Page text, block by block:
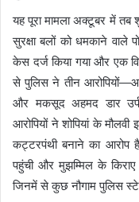
यह पूरा मामला अक्टूबर में
सुरक्षा बलों को धमकाने वाले
केस दर्ज किया गया और एक
से पुलिस ने तीन
और मकसूद अहमद डार
आरोपियों ने शोपियां के
कट्टरपंथी बनाने का आरोप
पहुंची और मुझम्मिल के
जिनमें से कुछ नौगाम पुलिस